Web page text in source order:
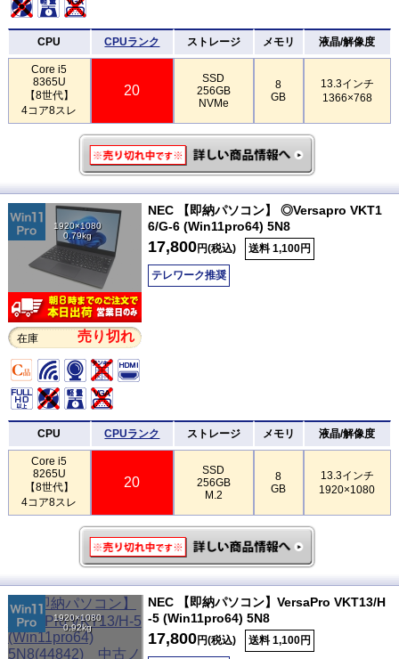
CPU CPUランク ストレージ メモリ 液晶/解像度
Core i5
8365U
【8世代】
4コア8スレ
20
SSD
256GB
NVMe
8
GB
13.3インチ
1366×768
1920×1080
0.79kg
在庫 売り切れ
NEC 【即納パソコン】 ◎Versapro VKT1
6/G-6 (Win11pro64) 5N8
17,800円(税込) 送料 1,100円
テレワーク推奨
CPU CPUランク ストレージ メモリ 液晶/解像度
Core i5
8265U
【8世代】
4コア8スレ
20
SSD
256GB
M.2
8
GB
13.3インチ
1920×1080
1920×1080
0.92kg
NEC 【即納パソコン】VersaPro VKT13/H
-5 (Win11pro64) 5N8
17,800円(税込) 送料 1,100円